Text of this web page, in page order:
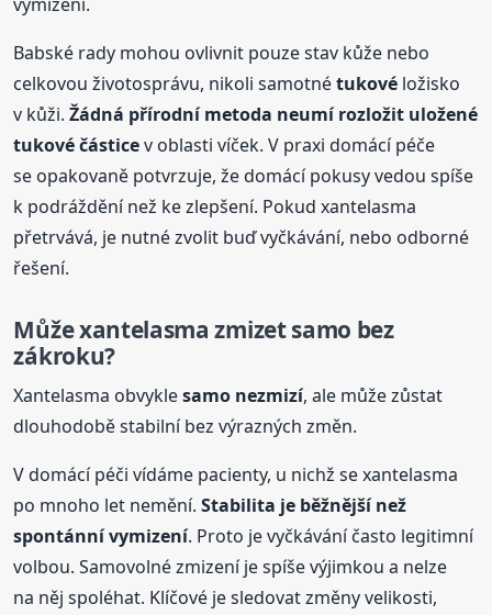
Babské rady mohou ovlivnit pouze stav kůže nebo
celkovou životosprávu, nikoli samotnétukové ložisko
v kůži.Žádná přírodní metoda neumí rozložit uložené
tukovéčásticev oblasti víček. V praxi domácí péče
se opakovaně potvrzuje, že domácí pokusy vedou spíše
k podráždění než ke zlepšení. Pokud xantelasma
přetrvává, je nutné zvolit buď vyčkávání, nebo odborné
řešení.
Může xantelasma zmizet samo bez
zákroku?
Xantelasma obvyklesamo nezmizí, ale může zůstat
dlouhodobě stabilní bez výrazných změn.
V domácí péči vídáme pacienty, u nichž se xantelasma
po mnoho let nemění.Stabilita je běžnější než
spontánní vymizení. Proto je vyčkávání často legitimní
volbou. Samovolné zmizení je spíše výjimkou a nelze
na něj spoléhat. Klíčové je sledovat změny velikosti,